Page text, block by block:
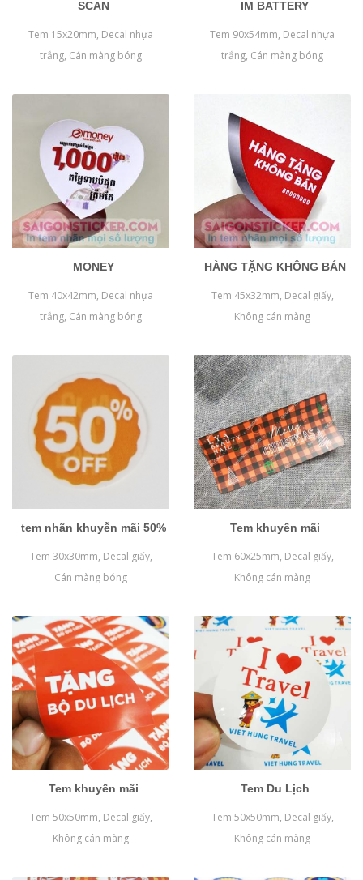
SCAN
Tem 15x20mm, Decal nhựa
trắng, Cán màng bóng
IM BATTERY
Tem 90x54mm, Decal nhựa
trắng, Cán màng bóng
MONEY
Tem 40x42mm, Decal nhựa
trắng, Cán màng bóng
HÀNG TẶNG KHÔNG BÁN
Tem 45x32mm, Decal giấy,
Không cán màng
tem nhãn khuyễn mãi 50%
Tem 30x30mm, Decal giấy,
Cán màng bóng
Tem khuyến mãi
Tem 60x25mm, Decal giấy,
Không cán màng
Tem khuyến mãi
Tem 50x50mm, Decal giấy,
Không cán màng
Tem Du Lịch
Tem 50x50mm, Decal giấy,
Không cán màng